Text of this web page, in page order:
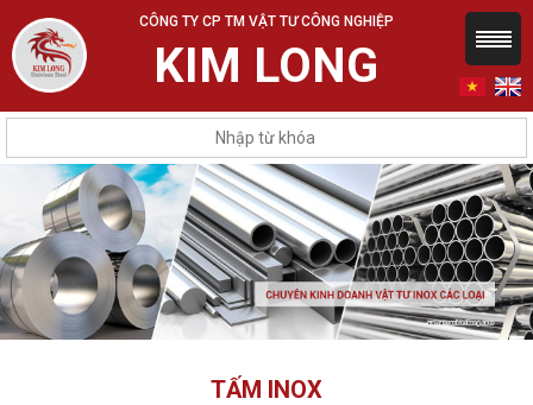
CÔNG TY CP TM VẬT TƯ CÔNG NGHIỆP
KIM LONG
TẤM INOX